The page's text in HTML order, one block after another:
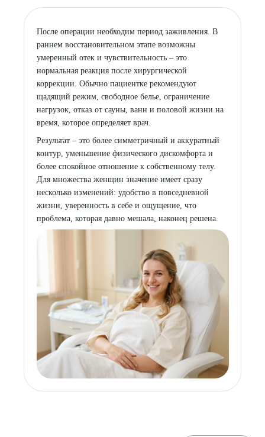
После операции необходим период заживления. В
раннем восстановительном этапе возможны
умеренный отек и чувствительность – это
нормальная реакция после хирургической
коррекции. Обычно пациентке рекомендуют
щадящий режим, свободное белье, ограничение
нагрузок, отказ от сауны, ванн и половой жизни на
время, которое определяет врач.
Результат – это более симметричный и аккуратный
контур, уменьшение физического дискомфорта и
более спокойное отношение к собственному телу.
Для множества женщин значение имеет сразу
несколько изменений: удобство в повседневной
жизни, уверенность в себе и ощущение, что
проблема, которая давно мешала, наконец решена.